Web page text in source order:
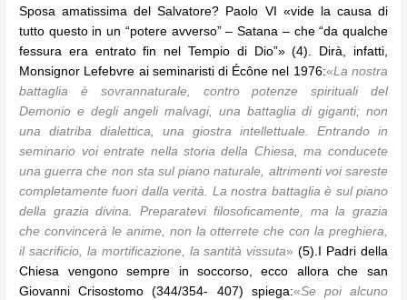
Sposa amatissima del Salvatore? Paolo VI «vide la causa di
tutto questo in un “potere avverso” – Satana – che “da qualche
fessura era entrato fin nel Tempio di Dio”» (4). Dirà, infatti,
Monsignor Lefebvre ai seminaristi di Écône nel 1976:«La nostra
battaglia è sovrannaturale, contro potenze spirituali del
Demonio e degli angeli malvagi, una battaglia di giganti; non
una diatriba dialettica, una giostra intellettuale. Entrando in
seminario voi entrate nella storia della Chiesa, ma conducete
una guerra che non sta sul piano naturale, altrimenti voi sareste
completamente fuori dalla verità. La nostra battaglia è sul piano
della grazia divina. Preparatevi filosoficamente, ma la grazia
che convincerà le anime, non la otterrete che con la preghiera,
il sacrificio, la mortificazione, la santità vissuta» (5). I Padri della
Chiesa vengono sempre in soccorso, ecco allora che san
Giovanni Crisostomo (344/354- 407) spiega:«Se poi alcuno